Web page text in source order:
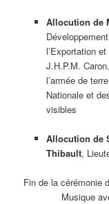
Allocution de
l’Exportation
J.H.P.M.
l’armée de
Nationale et
visibles
Allocution de
Thibault,
Fin de la cérémonie
Musique